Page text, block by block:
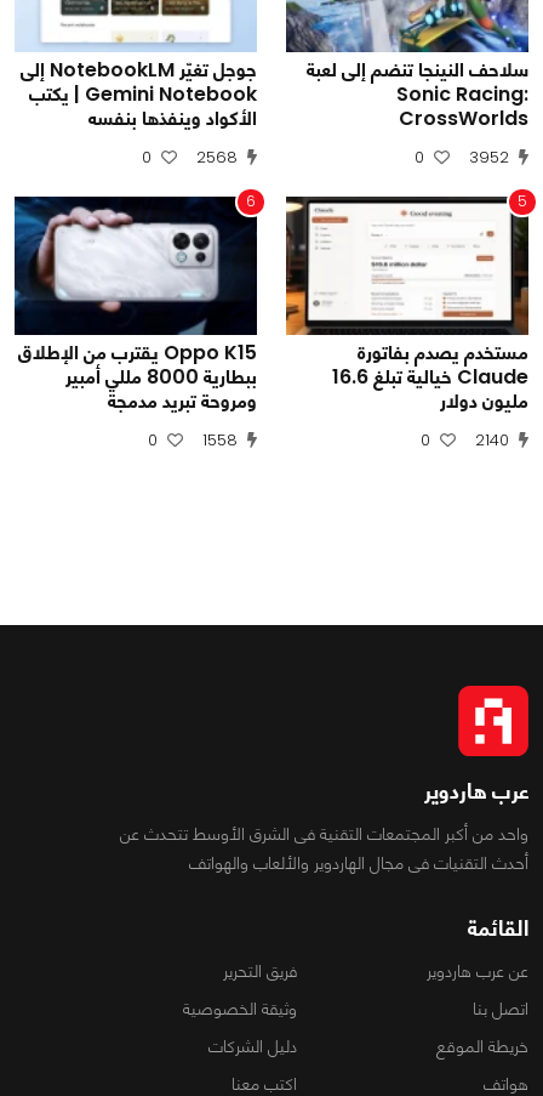
سلاحف النينجا تنضم إلى لعبة
Sonic Racing:
CrossWorlds
3952
0
جوجل تغيّر NotebookLM إلى
Gemini Notebook | يكتب
الأكواد وينفذها بنفسه
2568
0
5
مستخدم يصدم بفاتورة
Claude خيالية تبلغ 16.6
مليون دولار
2140
0
6
Oppo K15 يقترب من الإطلاق
ببطارية 8000 مللي أمبير
ومروحة تبريد مدمجة
1558
0
عرب هاردوير
واحد من أكبر المجتمعات التقنية فى الشرق الأوسط تتحدث عن
أحدث التقنيات فى مجال الهاردوير والألعاب والهواتف
القائمة
عن عرب هاردوير
فريق التحرير
اتصل بنا
وثيقة الخصوصية
خريطة الموقع
دليل الشركات
هواتف
اكتب معنا